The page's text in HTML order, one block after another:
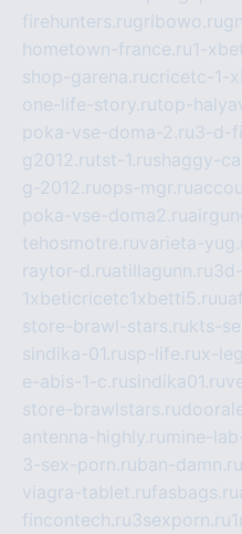
firehunters.rugribowo.ru
hometown-france.ru1-
shop-garena.rucricetc-1-
one-life-story.rutop-
poka-vse-doma-2.ru3-d-
g2012.rutst-1.rushaggy-
g-2012.ruops-mgr.ru
poka-vse-doma2.ru
tehosmotre.ruvarieta-
raytor-d.ruatillagunn.ru
1xbeticricetc1xbetti5.ru
store-brawl-stars.rukts-
sindika-01.rusp-life.rux-
e-abis-1-c.rusindika01.ru
store-brawlstars.ru
antenna-highly.ru mine-
3-sex-porn.ruban-damn.ru
viagra-tablet.rufasbags.ru
fincontech.ru3sexporn.ru